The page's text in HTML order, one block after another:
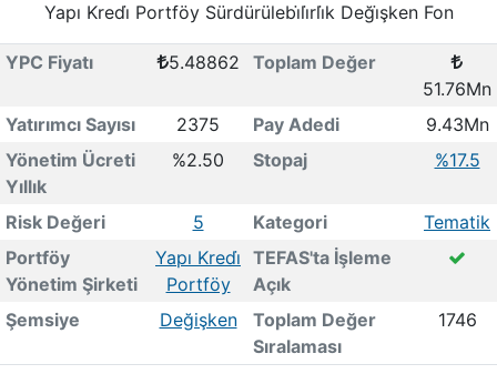
Yapı Kredi̇ Portföy Sürdürülebi̇li̇rli̇k Deği̇şken Fon
YPC Fiyatı 5.48862
Toplam Değer
51.76Mn
Yatırımcı Sayısı
2375 Pay Adedi
9.43Mn
Yönetim Ücreti
Yıllık
%2.50 Stopaj %17.5
Risk Değeri 5 Kategori
Tematik
Portföy
Yönetim Şirketi
Yapı Kredi̇
Portföy
TEFAS'ta İşleme
Açık
Şemsiye
Değişken
Toplam Değer
Sıralaması
1746